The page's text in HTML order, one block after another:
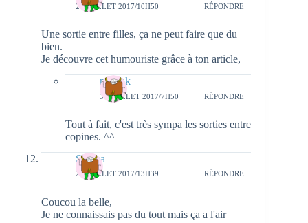
28 JUILLET 2017/10H50 RÉPONDRE
Une sortie entre filles, ça ne peut faire que du
bien.
Je découvre cet humouriste grâce à ton article,
natieak
31 JUILLET 2017/7H50 RÉPONDRE
Tout à fait, c'est très sympa les sorties entre
copines. ^^
Serena
28 JUILLET 2017/13H39 RÉPONDRE
Coucou la belle,
Je ne connaissais pas du tout mais ça a l'air